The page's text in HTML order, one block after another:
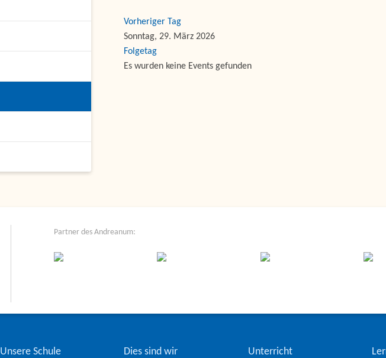
Vorheriger Tag
Sonntag, 29. März 2026
Folgetag
Es wurden keine Events gefunden
Partner des Andreanum:
Unsere Schule Dies sind wir Unterricht